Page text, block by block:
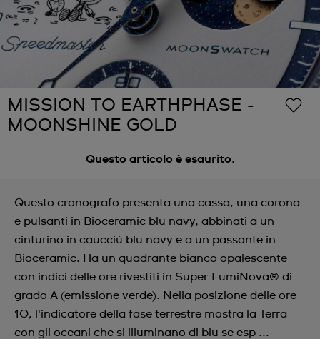
MISSION TO EARTHPHASE -
MOONSHINE GOLD
Questo articolo è esaurito.
Questo cronografo presenta una cassa, una corona
e pulsanti in Bioceramic blu navy, abbinati a un
cinturino in caucciù blu navy e a un passante in
Bioceramic. Ha un quadrante bianco opalescente
con indici delle ore rivestiti in Super-LumiNova® di
grado A (emissione verde). Nella posizione delle ore
10, l'indicatore della fase terrestre mostra la Terra
con gli oceani che si illuminano di blu se esp ...